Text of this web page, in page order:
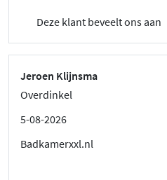
Deze klant beveelt ons aan
Jeroen Klijnsma
Overdinkel
5-08-2026
Badkamerxxl.nl